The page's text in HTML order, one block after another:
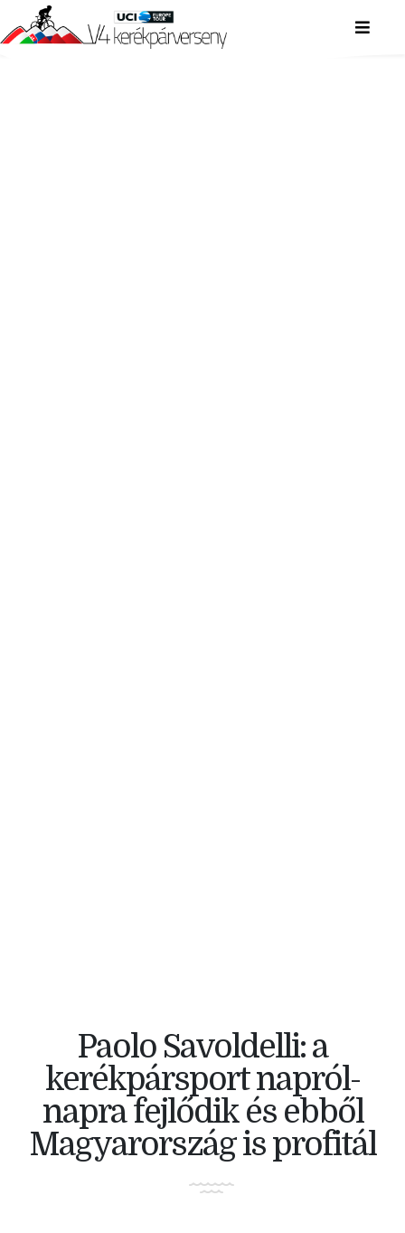
Paolo Savoldelli: a
kerékpársport napról-
napra fejlődik és ebből
Magyarország is profitál